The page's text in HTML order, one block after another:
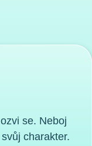
se. Neboj
charakter.